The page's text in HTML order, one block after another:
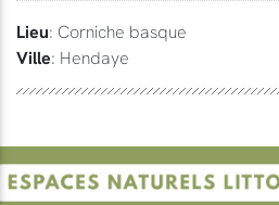
Lieu: Corniche basque
Ville: Hendaye